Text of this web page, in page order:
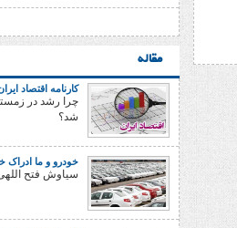
مقاله
کارنامه اقتصاد ایران
چرا رشد در
شد؟
خودرو و ما ادراک
سیاوش فتح